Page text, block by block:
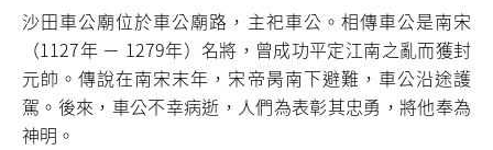
沙田車公廟位於車公廟路，主祀車公。相傳車公是南宋
（1127年 － 1279年）名將，曾成功平定江南之亂而獲封
元帥。傳說在南宋末年，宋帝昺南下避難，車公沿途護
駕。後來，車公不幸病逝，人們為表彰其忠勇，將他奉為
神明。